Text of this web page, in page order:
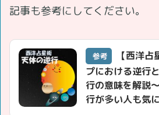
記事も参考にしてください。
参考
【西洋
プにおける逆行
行の意味を解説
行が多い人も気